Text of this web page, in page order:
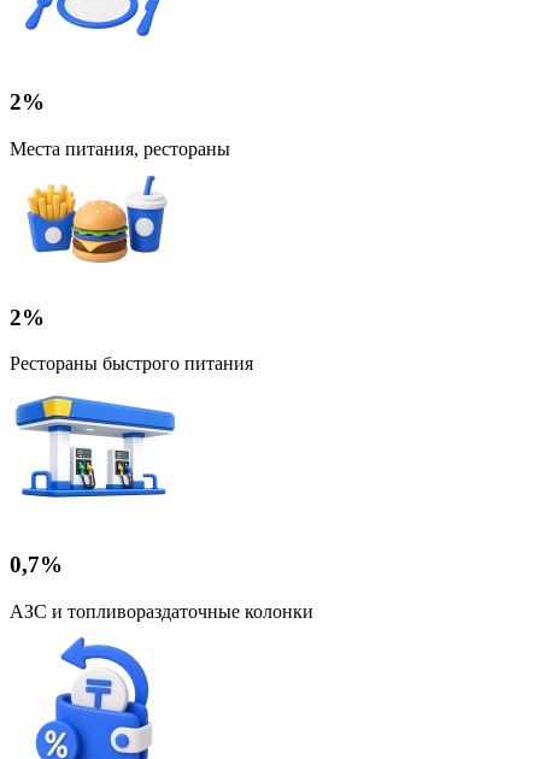
2%
Места питания, рестораны
2%
Рестораны быстрого питания
0,7%
АЗС и топливораздаточные колонки